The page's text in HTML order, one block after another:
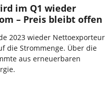
im Q1 wieder
– Preis bleibt offen
2023 wieder Nettoexporteur
die Strommenge. Über die
aus erneuerbaren